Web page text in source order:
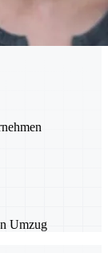
Umzug